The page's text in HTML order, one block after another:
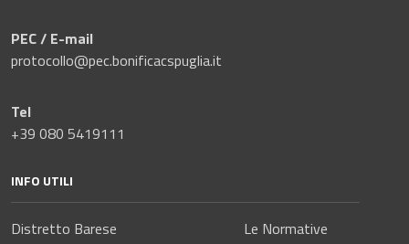
PEC / E-mail
protocollo@pec.bonificacspuglia.it
Tel
+39 080 5419111
INFO UTILI
Distretto Barese
Le Normative